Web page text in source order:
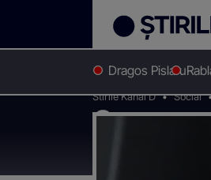
Dragos Pislaru
Stirile Kanal D Social
Cum au